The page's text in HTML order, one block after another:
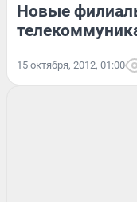
Новые
15 октября, 2012, 01:00